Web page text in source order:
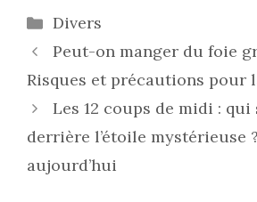
Catégories
Divers
Peut-on manger du foie
Risques et précautions pour
Les 12 coups de midi : qui
derrière l’étoile mystérieuse
aujourd’hui